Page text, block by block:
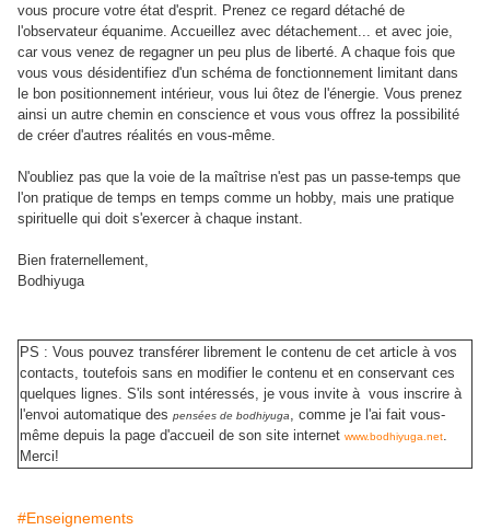
vous procure votre état d'esprit. Prenez ce regard détaché de
l'observateur équanime. Accueillez avec détachement... et avec joie,
car vous venez de regagner un peu plus de liberté. A chaque fois que
vous vous désidentifiez d'un schéma de fonctionnement limitant dans
le bon positionnement intérieur, vous lui ôtez de l'énergie. Vous prenez
ainsi un autre chemin en conscience et vous vous offrez la possibilité
de créer d'autres réalités en vous-même.
N'oubliez pas que la voie de la maîtrise n'est pas un passe-temps que
l'on pratique de temps en temps comme un hobby, mais une pratique
spirituelle qui doit s'exercer à chaque instant.
Bien fraternellement,
Bodhiyuga
PS : Vous pouvez transférer librement le contenu de cet article à vos
contacts, toutefois sans en modifier le contenu et en conservant ces
quelques lignes. S'ils sont intéressés, je vous invite à vous inscrire à
l'envoi automatique des pensées de bodhiyuga, comme je l'ai fait vous-
même depuis la page d'accueil de son site internet www.bodhiyuga.net.
Merci!
#Enseignements